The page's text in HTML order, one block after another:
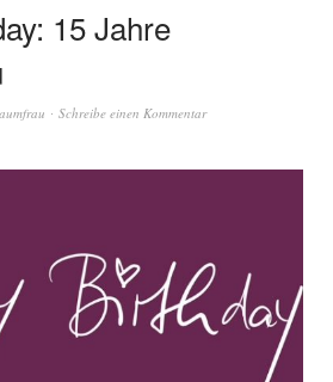
15 Jahre
Schreibe einen Kommentar